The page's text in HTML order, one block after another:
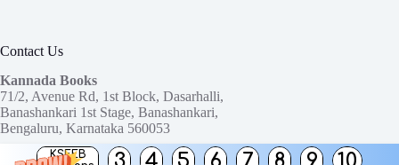
KSEEB
3 4 5 6 7 8 9 10
Contact Us
Kannada Books
71/2, Avenue Rd, 1st Block, Dasarhalli,
Banashankari 1st Stage, Banashankari,
Bengaluru, Karnataka 560053